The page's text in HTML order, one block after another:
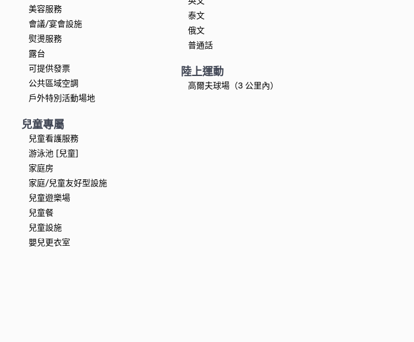
美容服務
會議/宴會設施
熨燙服務
露台
可提供發票
公共區域空調
戶外特別活動場地
兒童專屬
兒童看護服務
游泳池 [兒童]
家庭房
家庭/兒童友好型設施
兒童遊樂場
兒童餐
兒童設施
嬰兒更衣室
泰文
俄文
普通話
陸上運動
高爾夫球場（3 公里內）